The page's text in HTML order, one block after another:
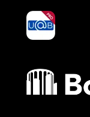
yoU@B
Bocconi shop